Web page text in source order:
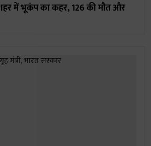
में भूकंप का कहर, 126 की मौत और